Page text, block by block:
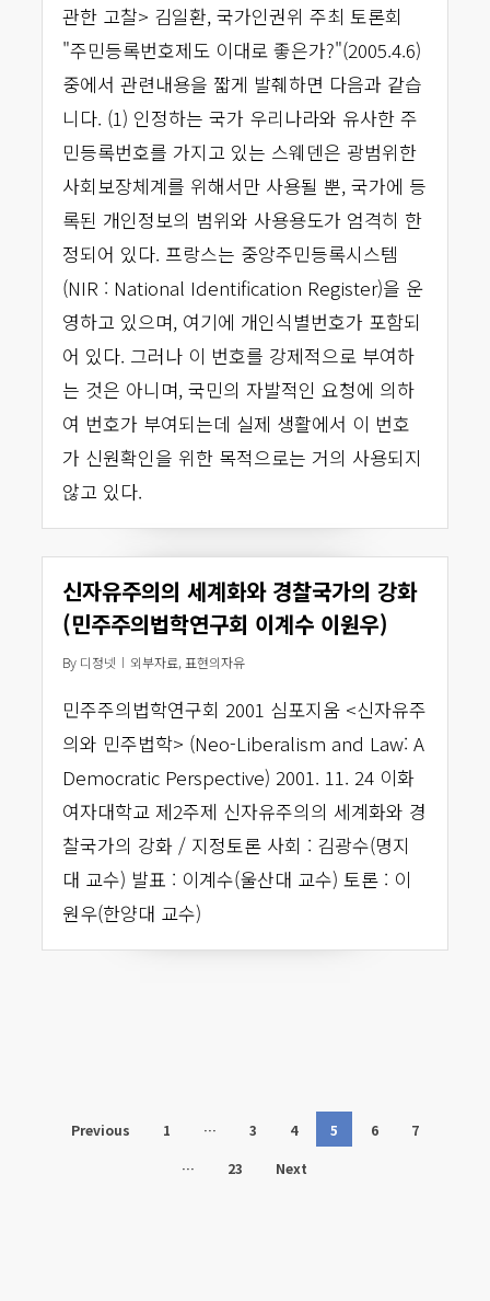
관한 고찰> 김일환, 국가인권위 주최 토론회
"주민등록번호제도 이대로 좋은가?"(2005.4.6)
중에서 관련내용을 짧게 발췌하면 다음과 같습
니다. (1) 인정하는 국가 우리나라와 유사한 주
민등록번호를 가지고 있는 스웨덴은 광범위한
사회보장체계를 위해서만 사용될 뿐, 국가에 등
록된 개인정보의 범위와 사용용도가 엄격히 한
정되어 있다. 프랑스는 중앙주민등록시스템
(NIR : National Identification Register)을 운
영하고 있으며, 여기에 개인식별번호가 포함되
어 있다. 그러나 이 번호를 강제적으로 부여하
는 것은 아니며, 국민의 자발적인 요청에 의하
여 번호가 부여되는데 실제 생활에서 이 번호
가 신원확인을 위한 목적으로는 거의 사용되지
않고 있다.
신자유주의의 세계화와 경찰국가의 강화
(민주주의법학연구회 이계수 이원우)
By 디정넷 외부자료, 표현의자유
민주주의법학연구회 2001 심포지움 <신자유주
의와 민주법학> (Neo-Liberalism and Law: A
Democratic Perspective) 2001. 11. 24 이화
여자대학교 제2주제 신자유주의의 세계화와 경
찰국가의 강화 / 지정토론 사회 : 김광수(명지
대 교수) 발표 : 이계수(울산대 교수) 토론 : 이
원우(한양대 교수)
Previous 1 … 3 4 5 6 7
… 23 Next